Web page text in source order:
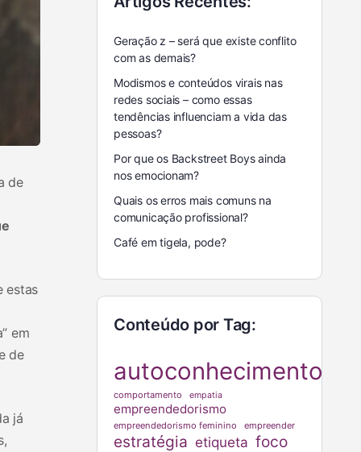
de
estas
em
de
já
Geração z – será que existe conflito
com as demais?
Modismos e conteúdos virais nas
redes sociais – como essas
tendências influenciam a vida das
pessoas?
Por que os Backstreet Boys ainda
nos emocionam?
Quais os erros mais comuns na
comunicação profissional?
Café em tigela, pode?
Conteúdo por Tag:
autoconhecimento
comportamento empatia
empreendedorismo
empreendedorismo feminino empreender
estratégia etiqueta foco